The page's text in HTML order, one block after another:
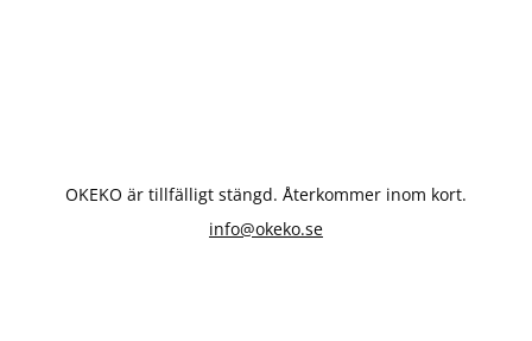
OKEKO är tillfälligt stängd. Återkommer inom kort.
info@okeko.se